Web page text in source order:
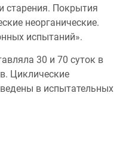
старения. Покрытия
неорганические.
испытаний».
30 и 70 суток в
Циклические
в испытательных